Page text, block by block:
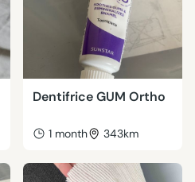
Dentifrice GUM Ortho
1 month 343km